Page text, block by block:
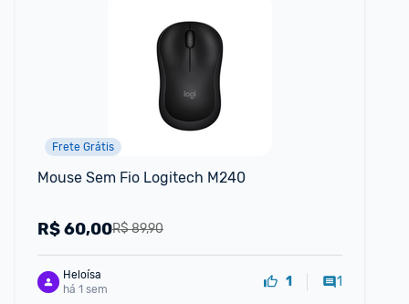
Frete Grátis
Mouse Sem Fio Logitech M240
R$ 89,90
R$60,00
Heloísa
há 1 sem
1 1